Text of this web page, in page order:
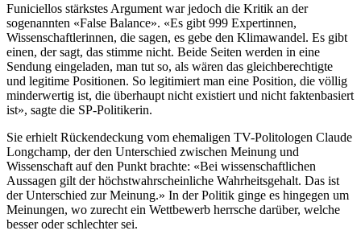
Funiciellos stärkstes Argument war jedoch die Kritik an der
sogenannten «False Balance». «Es gibt 999 Expertinnen,
Wissenschaftlerinnen, die sagen, es gebe den Klimawandel. Es gibt
einen, der sagt, das stimme nicht. Beide Seiten werden in eine
Sendung eingeladen, man tut so, als wären das gleichberechtigte
und legitime Positionen. So legitimiert man eine Position, die völlig
minderwertig ist, die überhaupt nicht existiert und nicht faktenbasiert
ist», sagte die SP-Politikerin.
Sie erhielt Rückendeckung vom ehemaligen TV-Politologen Claude
Longchamp, der den Unterschied zwischen Meinung und
Wissenschaft auf den Punkt brachte: «Bei wissenschaftlichen
Aussagen gilt der höchstwahrscheinliche Wahrheitsgehalt. Das ist
der Unterschied zur Meinung.» In der Politik ginge es hingegen um
Meinungen, wo zurecht ein Wettbewerb herrsche darüber, welche
besser oder schlechter sei.